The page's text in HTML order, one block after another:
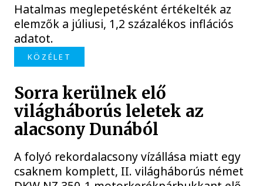
Hatalmas meglepetésként értékelték az
elemzők a júliusi, 1,2 százalékos inflációs
adatot.
KÖZÉLET
Sorra kerülnek elő
világháborús leletek az
alacsony Dunából
A folyó rekordalacsony vízállása miatt egy
csaknem komplett, II. világháborús német